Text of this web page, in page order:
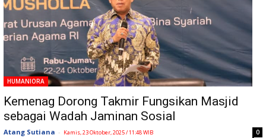
HUMANIORA
Kemenag Dorong Takmir Fungsikan Masjid
sebagai Wadah Jaminan Sosial
Atang Sutiana - Kamis, 23 Oktober, 2025 / 11:48 WIB 0